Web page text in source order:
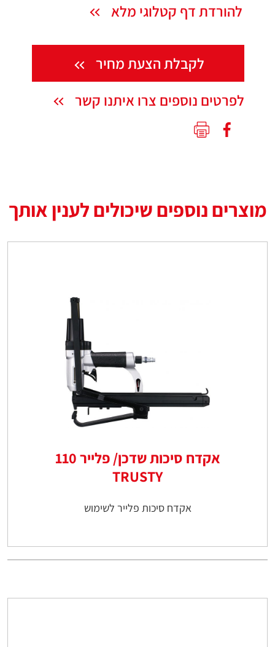
להורדת דף קטלוגי מלא
לקבלת הצעת מחיר
לפרטים נוספים צרו איתנו קשר
מוצרים נוספים שיכולים לענין אותך
אקדח סיכות שדכן/ פלייר 110
TRUSTY
אקדח סיכות פלייר לשימוש